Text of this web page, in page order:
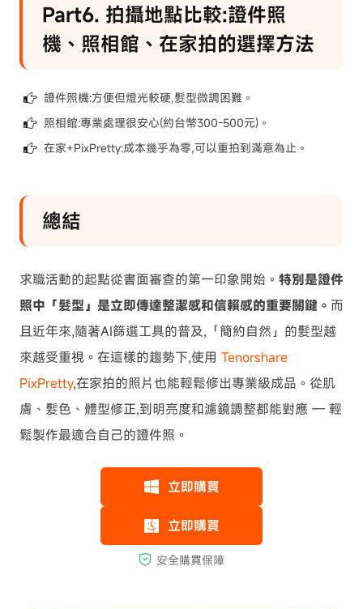
Part6. 拍攝地點比較:證件照
機、照相館、在家拍的選擇方法
證件照機:方便但燈光較硬,髮型微調困難。
照相館:專業處理很安心(約台幣300-500元)。
在家+PixPretty:成本幾乎為零,可以重拍到滿意為止。
總結
求職活動的起點從書面審查的第一印象開始。 特別是證件
照中「髮型」是立即傳達整潔感和信賴感的重要關鍵。 而
且近年來,隨著AI篩選工具的普及,「簡約自然」的髮型越
來越受重視。在這樣的趨勢下,使用 Tenorshare
PixPretty,在家拍的照片也能輕鬆修出專業級成品。從肌
膚、髮色、體型修正,到明亮度和濾鏡調整都能對應 — 輕
鬆製作最適合自己的證件照。